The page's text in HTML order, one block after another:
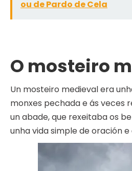
ou de Pardo de Cela
O mosteiro
Un mosteiro medieval era
monxes pechada e ás veces
un abade, que rexeitaba os
unha vida simple de oración e